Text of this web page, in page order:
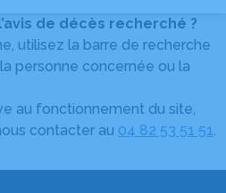
de décès recherché ?
utilisez la barre de recherche
personne concernée ou la
au fonctionnement du site,
contacter au 04 82 53 51 51.